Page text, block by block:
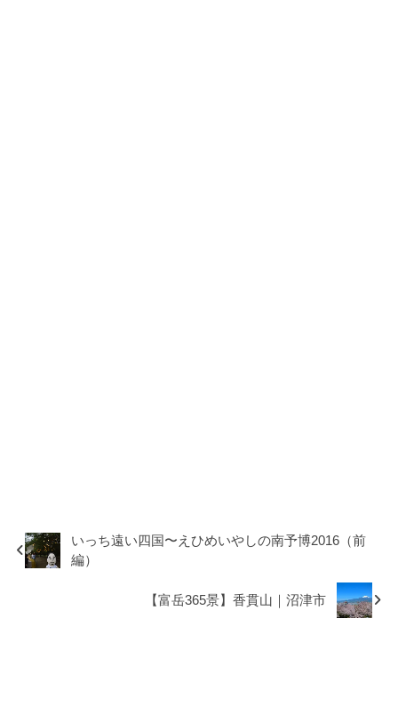
いっち遠い四国〜えひめいやしの南予博2016（前
編）
【富岳365景】香貫山｜沼津市